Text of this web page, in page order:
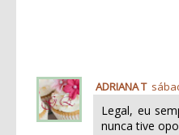
ADRIANA T
Legal, eu
nunca tive